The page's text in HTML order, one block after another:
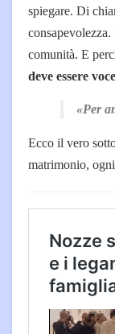
spiegare. Di
comunità. E
deve essere
«Per
Ecco il vero
matrimonio,